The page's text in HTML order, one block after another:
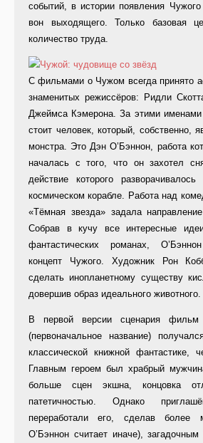
событий, в истории появления
вон выходящего. Только базовая
количество труда.
С фильмами о Чужом всегда принято
знаменитых режиссёров: Ридли
Джеймса Кэмерона. За этими именами
стоит человек, который, собственно,
монстра. Это Дэн О’Бэннон, работа
началась с того, что он захотел
действие которого
космическом корабле. Работа над
«Тёмная звезда» задала
Собрав в кучу все интересные
фантастических романах,
концепт Чужого. Художник Рон
сделать инопланетному существу
довершив образ идеального животного.
В первой версии сценария фильм
(первоначальное название)
классической книжной фантастике,
Главным героем был храбрый
больше сцен экшна, концовка
патетичностью. Однако
переработали его, сделав более
О’Бэннон считает иначе),